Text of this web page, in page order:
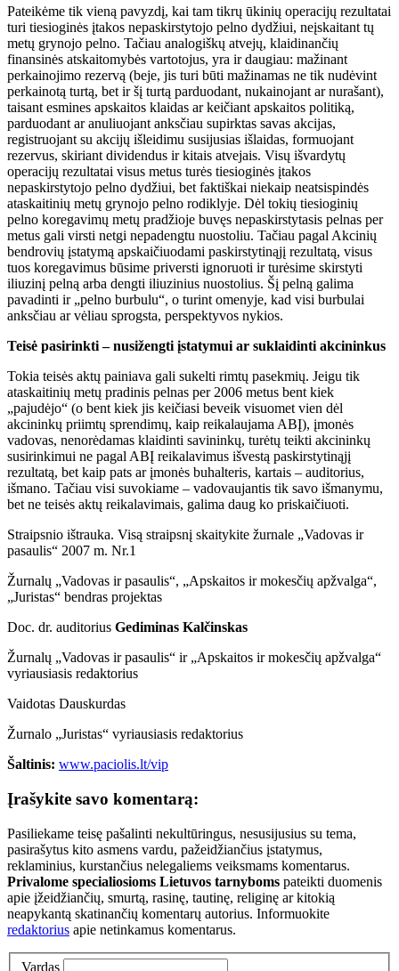
Pateikėme tik vieną pavyzdį, kai tam tikrų ūkinių operacijų rezultatai
turi tiesioginės įtakos nepaskirstytojo pelno dydžiui, neįskaitant tų
metų grynojo pelno. Tačiau analogiškų atvejų, klaidinančių
finansinės atskaitomybės vartotojus, yra ir daugiau: mažinant
perkainojimo rezervą (beje, jis turi būti mažinamas ne tik nudėvint
perkainotą turtą, bet ir šį turtą parduodant, nukainojant ar nurašant),
taisant esmines apskaitos klaidas ar keičiant apskaitos politiką,
parduodant ar anuliuojant anksčiau supirktas savas akcijas,
registruojant su akcijų išleidimu susijusias išlaidas, formuojant
rezervus, skiriant dividendus ir kitais atvejais. Visų išvardytų
operacijų rezultatai visus metus turės tiesioginės įtakos
nepaskirstytojo pelno dydžiui, bet faktiškai niekaip neatsispindės
ataskaitinių metų grynojo pelno rodiklyje. Dėl tokių tiesioginių
pelno koregavimų metų pradžioje buvęs nepaskirstytasis pelnas per
metus gali virsti netgi nepadengtu nuostoliu. Tačiau pagal Akcinių
bendrovių įstatymą apskaičiuodami paskirstytinąjį rezultatą, visus
tuos koregavimus būsime priversti ignoruoti ir turėsime skirstyti
iliuzinį pelną arba dengti iliuzinius nuostolius. Šį pelną galima
pavadinti ir „pelno burbulu“, o turint omenyje, kad visi burbulai
anksčiau ar vėliau sprogsta, perspektyvos nykios.
Teisė pasirinkti – nusižengti įstatymui ar suklaidinti akcininkus
Tokia teisės aktų painiava gali sukelti rimtų pasekmių. Jeigu tik
ataskaitinių metų pradinis pelnas per 2006 metus bent kiek
„pajudėjo“ (o bent kiek jis keičiasi beveik visuomet vien dėl
akcininkų priimtų sprendimų, kaip reikalaujama ABĮ), įmonės
vadovas, nenorėdamas klaidinti savininkų, turėtų teikti akcininkų
susirinkimui ne pagal ABĮ reikalavimus išvestą paskirstytinąjį
rezultatą, bet kaip pats ar įmonės buhalteris, kartais – auditorius,
išmano. Tačiau visi suvokiame – vadovaujantis tik savo išmanymu,
bet ne teisės aktų reikalavimais, galima daug ko priskaičiuoti.
Straipsnio ištrauka. Visą straipsnį skaitykite žurnale „Vadovas ir
pasaulis“ 2007 m. Nr.1
Žurnalų „Vadovas ir pasaulis“, „Apskaitos ir mokesčių apžvalga“,
„Juristas“ bendras projektas
Doc. dr. auditorius Gediminas Kalčinskas
Žurnalų „Vadovas ir pasaulis“ ir „Apskaitos ir mokesčių apžvalga“
vyriausiasis redaktorius
Vaidotas Dauskurdas
Žurnalo „Juristas“ vyriausiasis redaktorius
Šaltinis: www.paciolis.lt/vip
Įrašykite savo komentarą:
Pasiliekame teisę pašalinti nekultūringus, nesusijusius su tema,
pasirašytus kito asmens vardu, pažeidžiančius įstatymus,
reklaminius, kurstančius nelegaliems veiksmams komentarus.
Privalome specialiosioms Lietuvos tarnyboms pateikti duomenis
apie įžeidžiančių, smurtą, rasinę, tautinę, religinę ar kitokią
neapykantą skatinančių komentarų autorius. Informuokite
redaktorius apie netinkamus komentarus.
Vardas